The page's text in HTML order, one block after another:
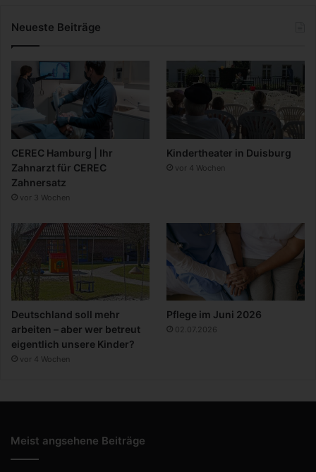
Neueste Beiträge
CEREC Hamburg | Ihr
Zahnarzt für CEREC
Zahnersatz
vor 3 Wochen
Kindertheater in Duisburg
vor 4 Wochen
Deutschland soll mehr
arbeiten – aber wer betreut
eigentlich unsere Kinder?
vor 4 Wochen
Pflege im Juni 2026
02.07.2026
Meist angsehene Beiträge